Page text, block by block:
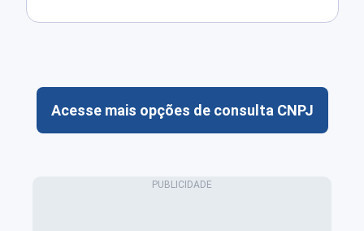
Acesse mais opções de consulta CNPJ